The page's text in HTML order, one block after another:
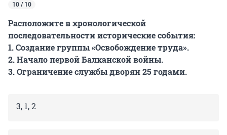
10 / 10
Расположите в хронологической
последовательности исторические события:
1. Создание группы «Освобождение труда».
2. Начало первой Балканской войны.
3. Ограничение службы дворян 25 годами.
3, 1, 2